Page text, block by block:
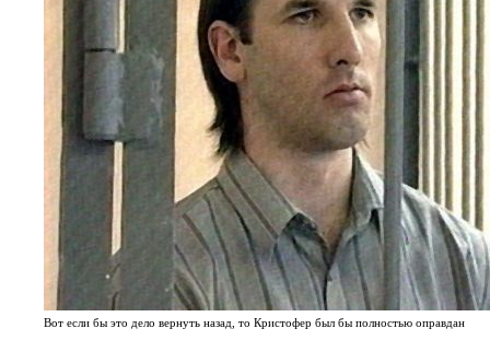
Вот если бы это дело вернуть назад, то Кристофер был бы полностью оправдан